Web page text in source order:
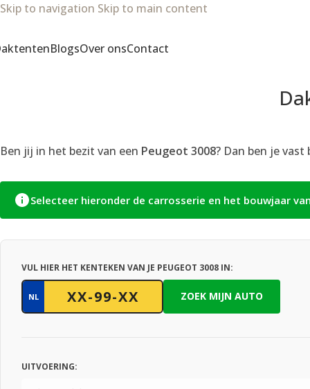
Skip to navigation Skip to main content
BlogsOver onsContact
Ben jij in het bezit van een Peugeot 3008? Dan ben je
Selecteer hieronder de carrosserie en het bouwjaar
VUL HIER HET KENTEKEN VAN JE PEUGEOT 3008 IN:
NL ZOEK MIJN AUTO
UITVOERING: